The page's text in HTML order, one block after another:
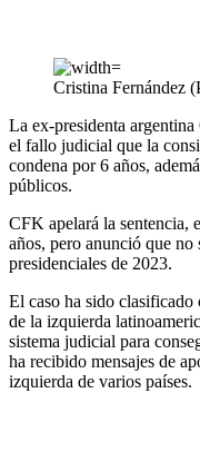
Cristina Fernández
La ex-presidenta
el fallo judicial que la
condena por 6 años,
públicos.
CFK apelará la sentencia,
años, pero anunció que no
presidenciales de 2023.
El caso ha sido
de la izquierda
sistema judicial para
ha recibido mensajes de
izquierda de varios países.